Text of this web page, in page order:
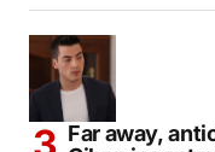
Far away,